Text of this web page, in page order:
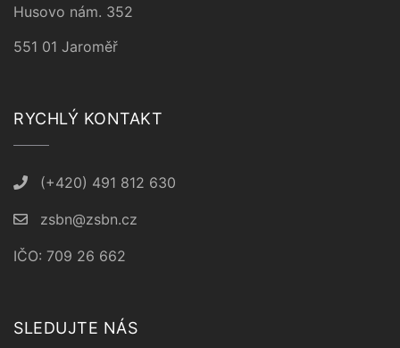
Husovo nám. 352
551 01 Jaroměř
RYCHLÝ KONTAKT
(+420) 491 812 630
zsbn@zsbn.cz
IČO: 709 26 662
SLEDUJTE NÁS